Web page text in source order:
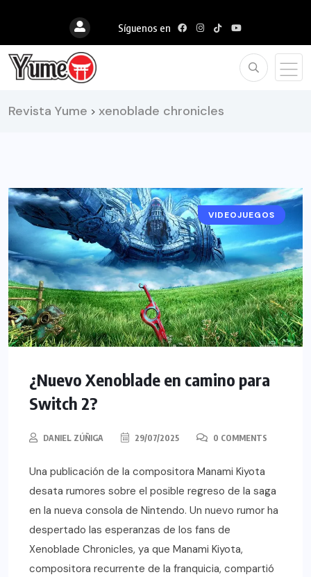
Síguenos en
Revista Yume > xenoblade chronicles
NOTICIAS
VIDEOJUEGOS
¿Nuevo Xenoblade en camino para
Switch 2?
DANIEL ZÚÑIGA 29/07/2025 0 COMMENTS
Una publicación de la compositora Manami Kiyota
desata rumores sobre el posible regreso de la saga
en la nueva consola de Nintendo. Un nuevo rumor ha
despertado las esperanzas de los fans de
Xenoblade Chronicles, ya que Manami Kiyota,
compositora recurrente de la franquicia, compartió